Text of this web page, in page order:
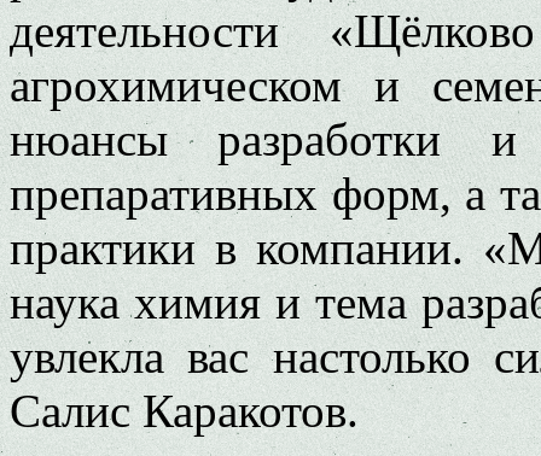
деятельности
агрохимическом и
нюансы разработки и
препаративных форм, а
практики в компании.
наука химия и тема
увлекла вас настолько
Салис Каракотов.